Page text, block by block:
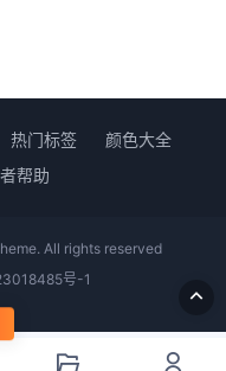
热门标签
颜色大全
帮助
All rights reserved
号-1